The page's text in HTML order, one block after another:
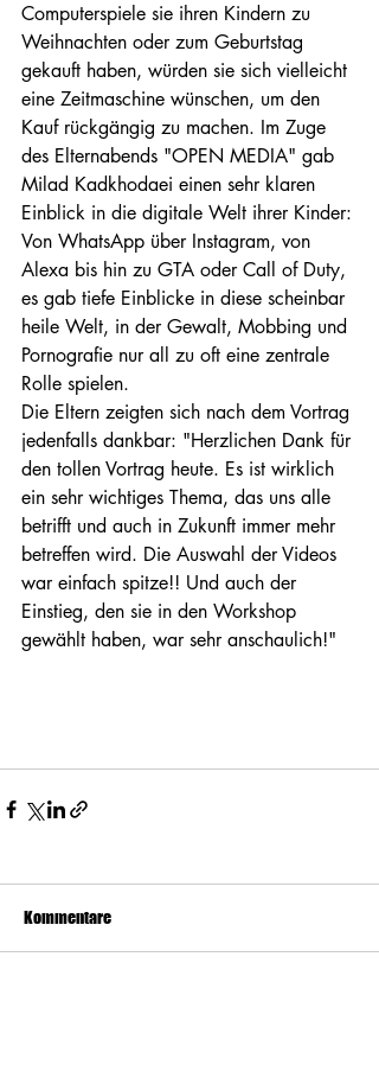
Computerspiele sie ihren Kindern zu
Weihnachten oder zum Geburtstag
gekauft haben, würden sie sich vielleicht
eine Zeitmaschine wünschen, um den
Kauf rückgängig zu machen. Im Zuge
des Elternabends "OPEN MEDIA" gab
Milad Kadkhodaei einen sehr klaren
Einblick in die digitale Welt ihrer Kinder:
Von WhatsApp über Instagram, von
Alexa bis hin zu GTA oder Call of Duty,
es gab tiefe Einblicke in diese scheinbar
heile Welt, in der Gewalt, Mobbing und
Pornografie nur all zu oft eine zentrale
Rolle spielen.
Die Eltern zeigten sich nach dem Vortrag
jedenfalls dankbar: "Herzlichen Dank für
den tollen Vortrag heute. Es ist wirklich
ein sehr wichtiges Thema, das uns alle
betrifft und auch in Zukunft immer mehr
betreffen wird. Die Auswahl der Videos
war einfach spitze!! Und auch der
Einstieg, den sie in den Workshop
gewählt haben, war sehr anschaulich!"
Kommentare